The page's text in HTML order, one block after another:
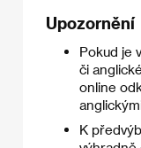
Upozornění
Pokud je
či
online
K